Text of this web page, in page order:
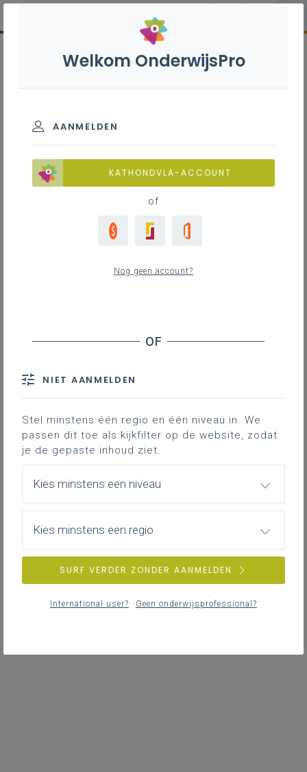
Welkom OnderwijsPro
AANMELDEN
KATHONDVLA-ACCOUNT
of
Nog geen account?
NIET AANMELDEN
Stel minstens één regio en één niveau in. We
passen dit toe als kijkfilter op de website, zodat
je de gepaste inhoud ziet.
Kies minstens een niveau
Kies minstens een regio
SURF VERDER ZONDER AANMELDEN
International user? Geen onderwijsprofessional?